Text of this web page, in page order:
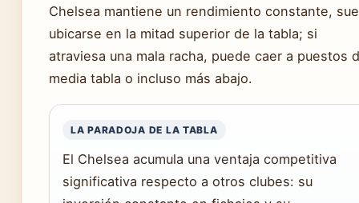
Chelsea mantiene un rendimiento constante,
ubicarse en la mitad superior de la tabla; si
atraviesa una mala racha, puede caer a puestos
media tabla o incluso más abajo.
LA PARADOJA DE LA TABLA
El Chelsea acumula una ventaja competitiva
significativa respecto a otros clubes: su